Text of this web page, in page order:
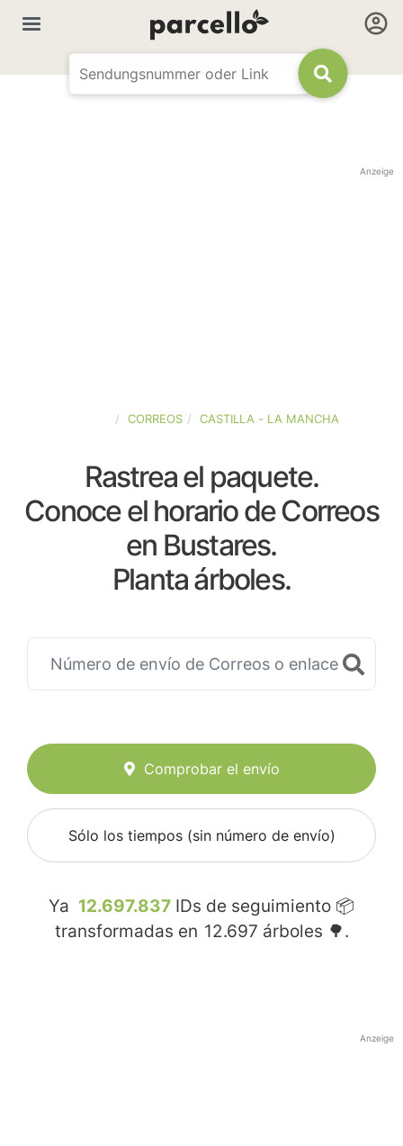
Anzeige
CORREOS CASTILLA - LA MANCHA
Rastrea el paquete.
Conoce el horario de Correos
en Bustares.
Planta árboles.
Comprobar el envío
Sólo los tiempos (sin número de envío)
Ya 12.697.837 IDs de seguimiento 📦
transformadas en 12.697 árboles 🌳.
Anzeige